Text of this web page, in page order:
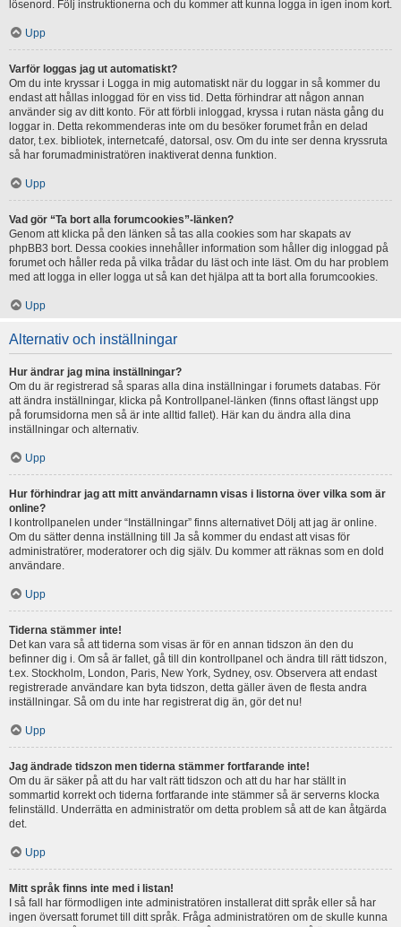
lösenord. Följ instruktionerna och du kommer att kunna logga in igen inom kort.
Upp
Varför loggas jag ut automatiskt?
Om du inte kryssar i Logga in mig automatiskt när du loggar in så kommer du
endast att hållas inloggad för en viss tid. Detta förhindrar att någon annan
använder sig av ditt konto. För att förbli inloggad, kryssa i rutan nästa gång du
loggar in. Detta rekommenderas inte om du besöker forumet från en delad
dator, t.ex. bibliotek, internetcafé, datorsal, osv. Om du inte ser denna kryssruta
så har forumadministratören inaktiverat denna funktion.
Upp
Vad gör “Ta bort alla forumcookies”-länken?
Genom att klicka på den länken så tas alla cookies som har skapats av
phpBB3 bort. Dessa cookies innehåller information som håller dig inloggad på
forumet och håller reda på vilka trådar du läst och inte läst. Om du har problem
med att logga in eller logga ut så kan det hjälpa att ta bort alla forumcookies.
Upp
Alternativ och inställningar
Hur ändrar jag mina inställningar?
Om du är registrerad så sparas alla dina inställningar i forumets databas. För
att ändra inställningar, klicka på Kontrollpanel-länken (finns oftast längst upp
på forumsidorna men så är inte alltid fallet). Här kan du ändra alla dina
inställningar och alternativ.
Upp
Hur förhindrar jag att mitt användarnamn visas i listorna över vilka som är
online?
I kontrollpanelen under “Inställningar” finns alternativet Dölj att jag är online.
Om du sätter denna inställning till Ja så kommer du endast att visas för
administratörer, moderatorer och dig själv. Du kommer att räknas som en dold
användare.
Upp
Tiderna stämmer inte!
Det kan vara så att tiderna som visas är för en annan tidszon än den du
befinner dig i. Om så är fallet, gå till din kontrollpanel och ändra till rätt tidszon,
t.ex. Stockholm, London, Paris, New York, Sydney, osv. Observera att endast
registrerade användare kan byta tidszon, detta gäller även de flesta andra
inställningar. Så om du inte har registrerat dig än, gör det nu!
Upp
Jag ändrade tidszon men tiderna stämmer fortfarande inte!
Om du är säker på att du har valt rätt tidszon och att du har har ställt in
sommartid korrekt och tiderna fortfarande inte stämmer så är serverns klocka
felinställd. Underrätta en administratör om detta problem så att de kan åtgärda
det.
Upp
Mitt språk finns inte med i listan!
I så fall har förmodligen inte administratören installerat ditt språk eller så har
ingen översatt forumet till ditt språk. Fråga administratören om de skulle kunna